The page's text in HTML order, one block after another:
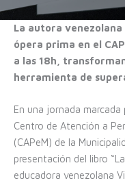
La autora
ópera prima en el
a las 18h,
herramienta de
En una jornada
Centro de Atención a
(CAPeM) de la
presentación del libro
educadora venezolana